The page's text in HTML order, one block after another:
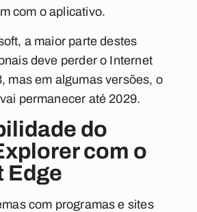
com o aplicativo.
a maior parte destes
deve perder o Internet
mas em algumas versões, o
permanecer até 2029.
do
com o
Edge
com programas e sites